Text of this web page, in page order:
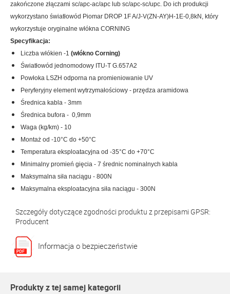
zakończone złączami sc/apc-ac/apc lub sc/apc-sc/upc. Do ich produkcji
wykorzystano światłowód Piomar DROP 1FA/J-V(ZN-AY)H-1E-0,8kN, który
wykorzystuje oryginalne włókna CORNING
Specyfikacja:
Liczba włókien -1 (włókno Corning)
Światłowód jednomodowy ITU-T G.657A2
Powłoka LSZH odporna na promieniowanie UV
Peryferyjny element wytrzymałościowy - przędza aramidowa
Średnica kabla - 3mm
Średnica bufora - 0,9mm
Waga (kg/km) - 10
Montaż od -10°C do +50°C
Temperatura eksploatacyjna od -35°C do +70°C
Minimalny promień gięcia - 7 średnic nominalnych kabla
Maksymalna siła naciągu - 800N
Maksymalna eksploatacyjna siła naciągu - 300N
Szczegóły dotyczące zgodności produktu z przepisami GPSR:
Producent
Informacja o bezpieczeństwie
Produkty z tej samej kategorii